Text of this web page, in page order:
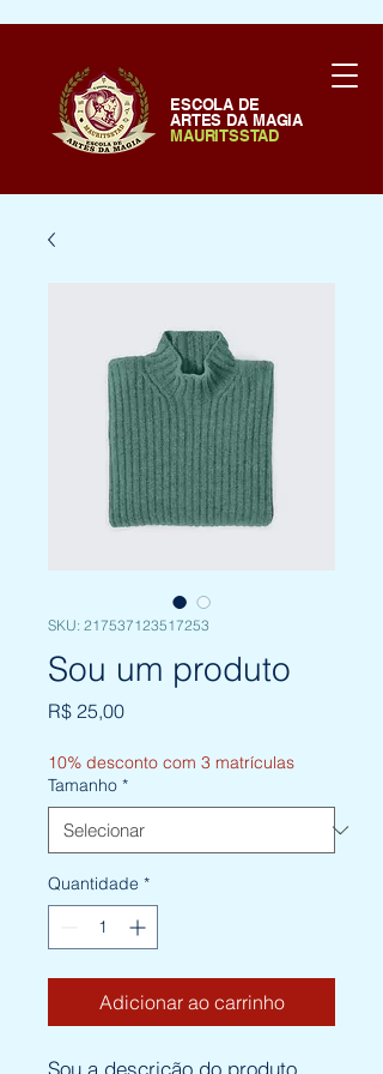
ESCOLA DE
ARTES DA MAGIA
MAURITSSTAD
SKU: 217537123517253
Sou um produto
R$ 25,00Preço
10% desconto com 3 matrículas
Tamanho *
Quantidade *
Adicionar ao carrinho
Sou a descrição do produto.